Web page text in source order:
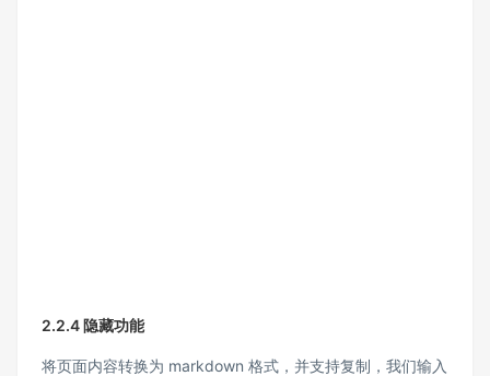
2.2.4 隐藏功能
将页面内容转换为 markdown 格式，并支持复制，我们输入